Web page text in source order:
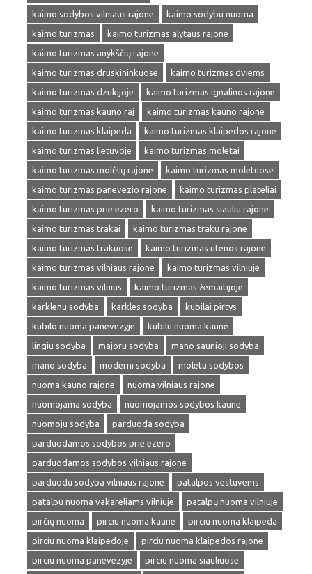
kaimo sodybos vilniaus rajone
kaimo sodybu nuoma
kaimo turizmas
kaimo turizmas alytaus rajone
kaimo turizmas anykščių rajone
kaimo turizmas druskininkuose
kaimo turizmas dviems
kaimo turizmas dzukijoje
kaimo turizmas ignalinos rajone
kaimo turizmas kauno raj
kaimo turizmas kauno rajone
kaimo turizmas klaipeda
kaimo turizmas klaipedos rajone
kaimo turizmas lietuvoje
kaimo turizmas moletai
kaimo turizmas molėtų rajone
kaimo turizmas moletuose
kaimo turizmas panevezio rajone
kaimo turizmas plateliai
kaimo turizmas prie ezero
kaimo turizmas siauliu rajone
kaimo turizmas trakai
kaimo turizmas traku rajone
kaimo turizmas trakuose
kaimo turizmas utenos rajone
kaimo turizmas vilniaus rajone
kaimo turizmas vilniuje
kaimo turizmas vilnius
kaimo turizmas žemaitijoje
karklenu sodyba
karkles sodyba
kubilai pirtys
kubilo nuoma panevezyje
kubilu nuoma kaune
lingiu sodyba
majoru sodyba
mano saunioji sodyba
mano sodyba
moderni sodyba
moletu sodybos
nuoma kauno rajone
nuoma vilniaus rajone
nuomojama sodyba
nuomojamos sodybos kaune
nuomoju sodyba
parduoda sodyba
parduodamos sodybos prie ezero
parduodamos sodybos vilniaus rajone
parduodu sodyba vilniaus rajone
patalpos vestuvems
patalpu nuoma vakareliams vilniuje
patalpų nuoma vilniuje
pirčių nuoma
pirciu nuoma kaune
pirciu nuoma klaipeda
pirciu nuoma klaipedoje
pirciu nuoma klaipedos rajone
pirciu nuoma panevezyje
pirciu nuoma siauliuose